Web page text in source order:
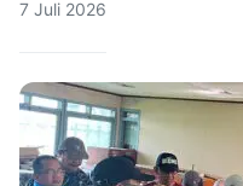
7 Juli 2026